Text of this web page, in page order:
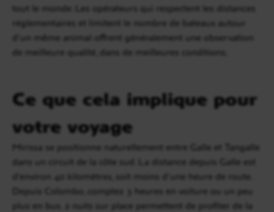
tout le monde. Les opérateurs qui respectent les distances
réglementaires et limitent le nombre de bateaux autour
d’un même animal offrent généralement une observation
de meilleure qualité, dans de meilleures conditions.
Ce que cela implique pour
votre voyage
Mirissa se positionne naturellement entre Galle et Tangalle
dans un circuit de la côte sud. La distance depuis Galle est
d’environ 40 kilomètres, soit moins d’une heure de route.
Depuis Colombo, comptez 3 heures en voiture ou un peu
plus en bus. 2 nuits sur place permettent de profiter de la